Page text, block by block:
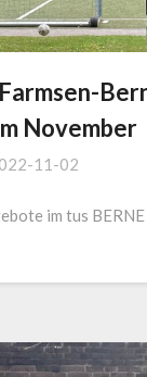
November
11-02
im tus